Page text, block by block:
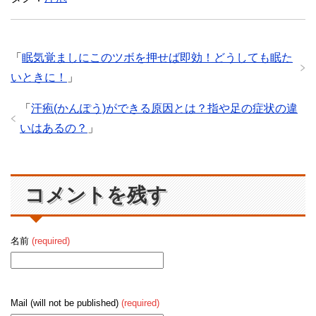
「 眠気覚ましにこのツボを押せば即効！どうしても眠た
いときに！
」
「 汗疱(かんぽう)ができる原因とは？指や足の症状の違
いはあるの？ 」
コメントを残す
名前 (required)
Mail (will not be published) (required)